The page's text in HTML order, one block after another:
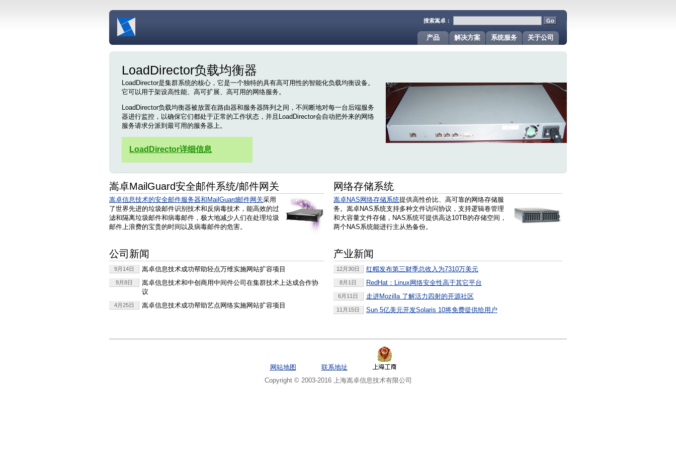
关于公司
系统服务
解决方案
产品
搜索嵩卓：
LoadDirector负载均衡器
LoadDirector是集群系统的核心，它是一个独特的具有高可用性的智能化负载均衡设备。
它可以用于架设高性能、高可扩展、高可用的网络服务。
LoadDirector负载均衡器被放置在路由器和服务器阵列之间，不间断地对每一台后端服务
器进行监控，以确保它们都处于正常的工作状态，并且LoadDirector会自动把外来的网络
服务请求分派到最可用的服务器上。
LoadDirector详细信息
嵩卓MailGuard安全邮件系统/邮件网关
嵩卓信息技术的安全邮件服务器和MailGuard邮件网关采用
了世界先进的垃圾邮件识别技术和反病毒技术，能高效的过
滤和隔离垃圾邮件和病毒邮件，极大地减少人们在处理垃圾
邮件上浪费的宝贵的时间以及病毒邮件的危害。
网络存储系统
嵩卓NAS网络存储系统提供高性价比、高可靠的网络存储服
务。嵩卓NAS系统支持多种文件访问协议，支持逻辑卷管理
和大容量文件存储，NAS系统可提供高达10TB的存储空间，
两个NAS系统能进行主从热备份。
公司新闻
9月14日 嵩卓信息技术成功帮助轻点万维实施网站扩容项目
9月8日
嵩卓信息技术和中创商用中间件公司在集群技术上达成合作协
议
4月25日 嵩卓信息技术成功帮助艺点网络实施网站扩容项目
产业新闻
12月30日 红帽发布第三财季总收入为7310万美元
8月1日 RedHat：Linux网络安全性高于其它平台
6月11日 走进Mozilla 了解活力四射的开源社区
11月15日 Sun 5亿美元开发Solaris 10将免费提供给用户
网站地图
联系地址
Copyright © 2003-2016 上海嵩卓信息技术有限公司